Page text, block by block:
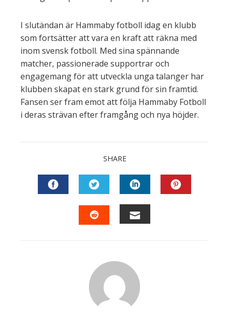
I slutändan är Hammaby fotboll idag en klubb
som fortsätter att vara en kraft att räkna med
inom svensk fotboll. Med sina spännande
matcher, passionerade supportrar och
engagemang för att utveckla unga talanger har
klubben skapat en stark grund för sin framtid.
Fansen ser fram emot att följa Hammaby Fotboll
i deras strävan efter framgång och nya höjder.
SHARE
FACEBOOKTWITTERLINKEDIN